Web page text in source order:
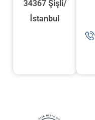
34367 Şişli/
İstanbul